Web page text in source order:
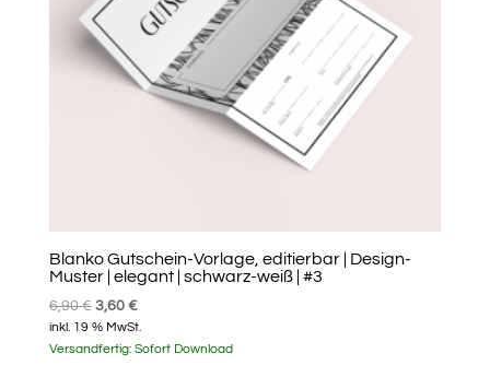
Blanko Gutschein-Vorlage, editierbar | Design-
Muster | elegant | schwarz-weiß | #3
6,90€ Ursprünglicher
Preis
war:
3,60 €Aktueller
Preis
ist:
inkl. 19 % MwSt.
Versandfertig: Sofort Download